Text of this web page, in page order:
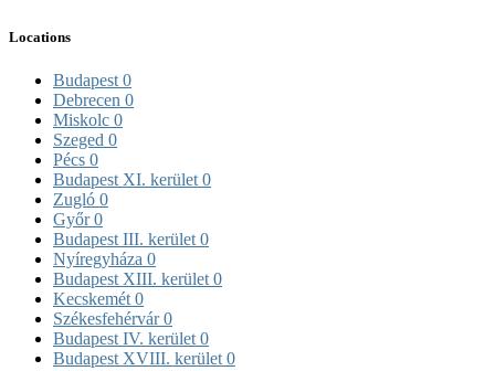
Locations
Budapest 0
Debrecen 0
Miskolc 0
Szeged 0
Pécs 0
Budapest XI. kerület 0
Zugló 0
Győr0
Budapest III. kerület 0
Nyíregyháza 0
Budapest XIII. kerület 0
Kecskemét 0
Székesfehérvár0
Budapest IV. kerület 0
Budapest XVIII. kerület 0